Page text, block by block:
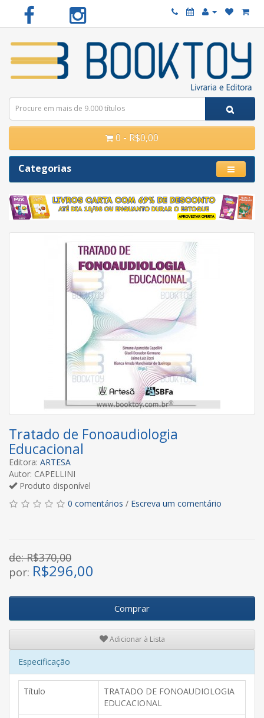
0 - R$0,00
Categorias
Tratado de Fonoaudiologia
Educacional
Editora: ARTESA
Autor: CAPELLINI
Produto disponível
0 comentários / Escreva um comentário
de: R$370,00
por: R$296,00
Comprar
Adicionar à Lista
Especificação
Título
TRATADO DE FONOAUDIOLOGIA
EDUCACIONAL